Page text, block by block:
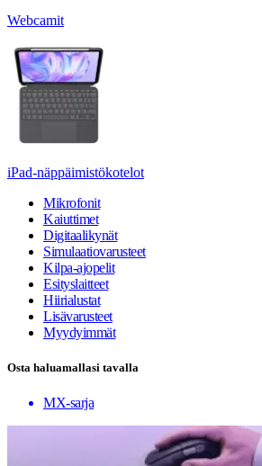
Webcamit
iPad-näppäimistökotelot
Mikrofonit
Kaiuttimet
Digitaalikynät
Simulaatiovarusteet
Kilpa-ajopelit
Esityslaitteet
Hiirialustat
Lisävarusteet
Myydyimmät
Osta haluamallasi tavalla
MX-sarja